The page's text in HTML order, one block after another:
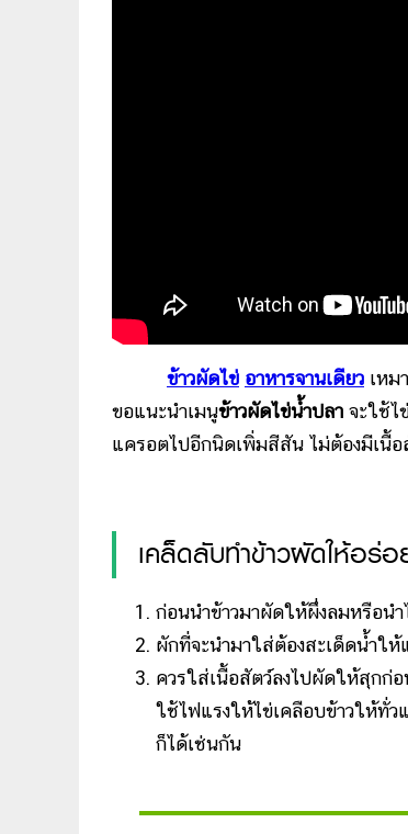
ข้าวผัดไข่ อาหารจานเดียว เหม
ขอแนะนำเมนูข้าวผัดไข่น้ำปลา จะใช้ไ
แครอตไปอีกนิดเพิ่มสีสัน ไม่ต้องมีเนื้
เคล็ดลับทำข้าวผัดให้อร่อ
ก่อนนำข้าวมาผัดให้ผึ่งลมหรือนำ
ผักที่จะนำมาใส่ต้องสะเด็ดน้ำให้
ควรใส่เนื้อสัตว์ลงไปผัดให้สุกก่
ใช้ไฟแรงให้ไข่เคลือบข้าวให้ทั่
ก็ได้เช่นกัน